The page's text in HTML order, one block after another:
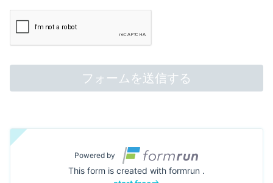
フォームを送信する
Powered by
This form is created with formrun .